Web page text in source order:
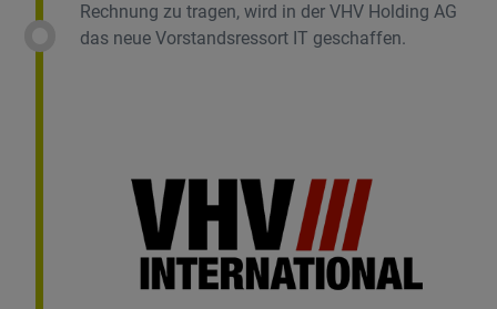
Rechnung zu tragen, wird in der VHV Holding AG
das neue Vorstandsressort IT geschaffen.